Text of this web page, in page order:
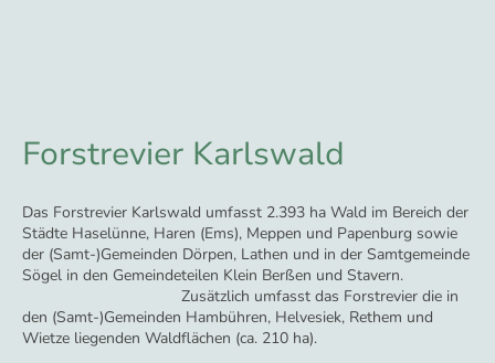
Forstrevier Karlswald
Das Forstrevier Karlswald umfasst 2.393 ha Wald im Bereich der
Städte Haselünne, Haren (Ems), Meppen und Papenburg sowie
der (Samt-)Gemeinden Dörpen, Lathen und in der Samtgemeinde
Sögel in den Gemeindeteilen Klein Berßen und Stavern.
Zusätzlich umfasst das Forstrevier die in
den (Samt-)Gemeinden Hambühren, Helvesiek, Rethem und
Wietze liegenden Waldflächen (ca. 210 ha).